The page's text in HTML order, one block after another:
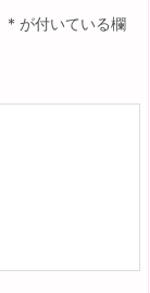
* が付いている欄